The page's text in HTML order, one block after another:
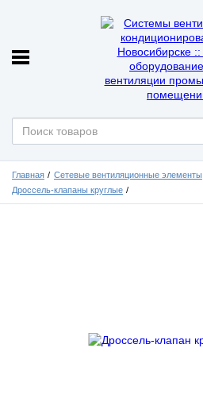
Главная Сетевые вентиляционные элементы
Дроссель-клапаны круглые